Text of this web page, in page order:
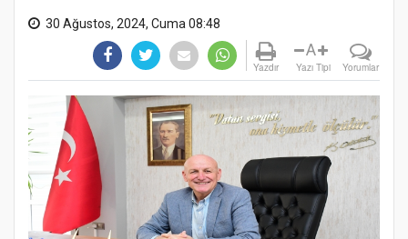
30 Ağustos, 2024, Cuma 08:48
Yazdır
A
Yazı Tipi Yorumlar